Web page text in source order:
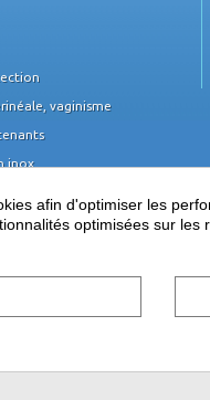
vaginisme
inox
informatique et TPE
afin d'optimiser les
optimisées sur